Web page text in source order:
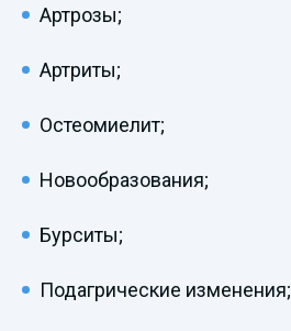
Артрозы;
Артриты;
Остеомиелит;
Новообразования;
Бурситы;
Подагрические изменения;